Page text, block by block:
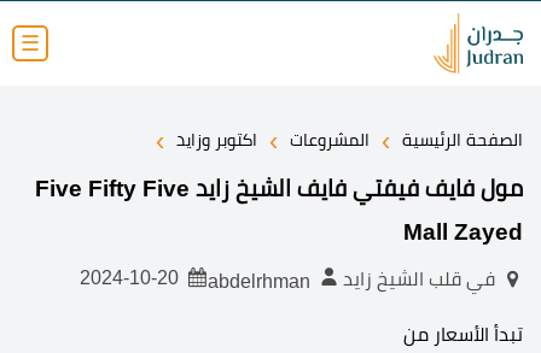
☰
الصفحة الرئيسية › المشروعات › اكتوبر وزايد ›
مول فايف فيفتي فايف الشيخ زايد Five Fifty Five
Mall Zayed
في قلب الشيخ زايد
تبدأ الأسعار من